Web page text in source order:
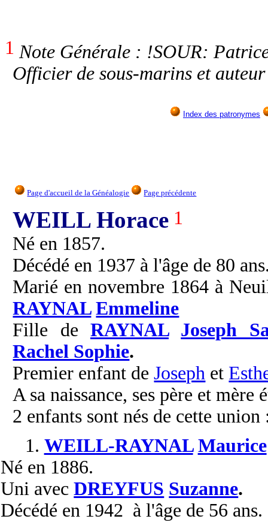
1 Note Générale : !SOUR:
Officier de sous-marins et
Index des patronymes
Page d'accueil de la Généalogie Page précédente
WEILL Horace 1
Né en 1857.
Décédé en 1937 à l'âge de 80
Marié en novembre 1864 à
RAYNAL Emmeline
Fille de RAYNAL
Joseph
Rachel Sophie.
Premier enfant deJoseph et
A sa naissance, ses père et mère
2 enfants sont nés de cette union
1. WEILL-RAYNAL Maurice
Né en 1886.
Uni avecDREYFUS Suzanne.
Décédé en 1942 à l'âge de 56 ans.